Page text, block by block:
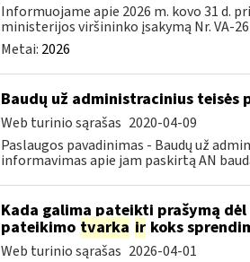
Informuojame apie 2026 m. kovo 31 d.
ministerijos viršininko įsakymą Nr. VA-
Metai: 2026
Baudų už administracinius teisės
Web turinio sąrašas 2020-04-09
Paslaugos pavadinimas - Baudų už
informavimas apie jam paskirtą AN
Kada galima pateikti prašymą
pateikimo tvarka irkoks
Web turinio sąrašas 2026-04-01